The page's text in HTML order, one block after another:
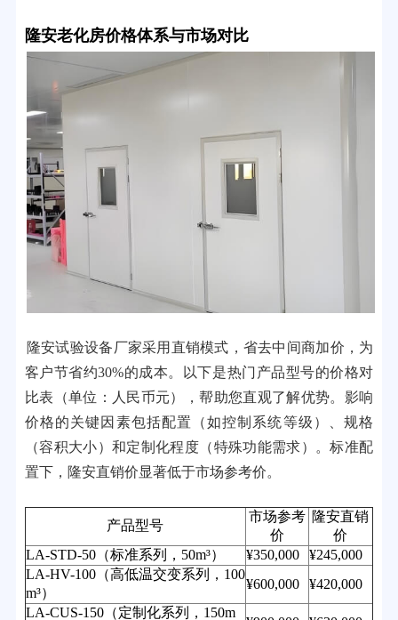
隆安老化房价格体系与市场对比
隆安试验设备厂家采用直销模式，省去中间商加价，为
客户节省约30%的成本。以下是热门产品型号的价格对
比表（单位：人民币元），帮助您直观了解优势。影响
价格的关键因素包括配置（如控制系统等级）、规格
（容积大小）和定制化程度（特殊功能需求）。标准配
置下，隆安直销价显著低于市场参考价。
产品型号
市场参考
价
隆安直销
价
LA-STD-50（标准系列，50m³）
¥350,000
¥245,000
LA-HV-100（高低温交变系列，100
m³）
¥600,000
¥420,000
LA-CUS-150（定制化系列，150m